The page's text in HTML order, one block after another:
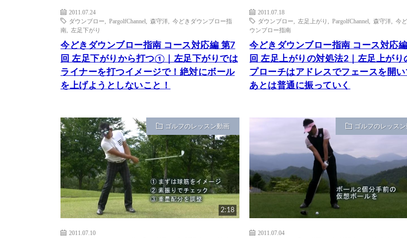
2011.07.24
ダウンブロー
PargolfChannel 森守洋
今どきダウンブロー指
南
左足下がり
今どきダウンブロー指南 コース対応編 第7
回 左足下がりから打つ①｜左足下がりでは
ライナーを打つイメージで！絶対にボール
を上げようとしないこと！
2011.07.18
ダウンブロー
左足上がり ,PargolfChannel ,森守洋 ,今
ウンブロー指南
今どきダウンブロー指南 コース対応
回 左足上がりの対処法2｜左足上がり
プローチはアドレスでフェースを開い
あとは普通に振っていく
ゴルフのレッスン動画
2:18
2011.07.10
ゴルフのレッス
2011.07.04